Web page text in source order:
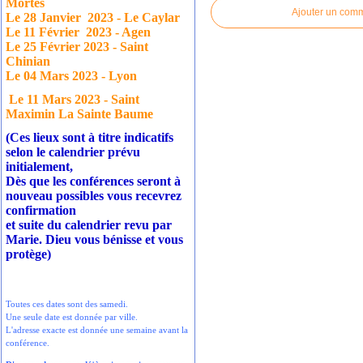
Mortes
Le 28 Janvier 2023 - Le Caylar
Le 11 Février 2023 - Agen
Le 25 Février 2023 - Saint
Chinian
Le 04 Mars 2023 - Lyon
Le 11 Mars 2023 - Saint
Maximin La Sainte Baume
(Ces lieux sont à titre indicatifs
selon le calendrier prévu
initialement,
Dès que les conférences seront à
nouveau possibles vous recevrez
confirmation
et suite du calendrier revu par
Marie. Dieu vous bénisse et vous
protège)
Toutes ces dates sont des samedi.
Une seule date est donnée par ville.
L'adresse exacte est donnée une semaine avant la
conférence.
Ajouter un